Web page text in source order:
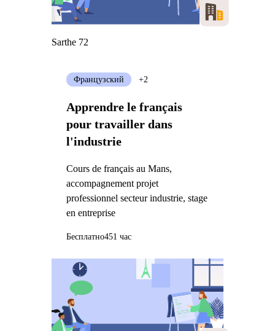
Sarthe 72
Apprendre le français
pour travailler dans
l'industrie
Cours de français au Mans,
accompagnement projet
professionnel secteur industrie, stage
en entreprise
Французский +2
Бесплатно451 час